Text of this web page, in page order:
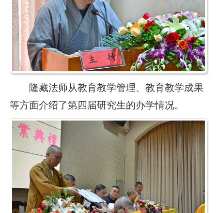
隆藏法师从教育教学管理、教育教学成果
等方面介绍了第四届研究生的办学情况。